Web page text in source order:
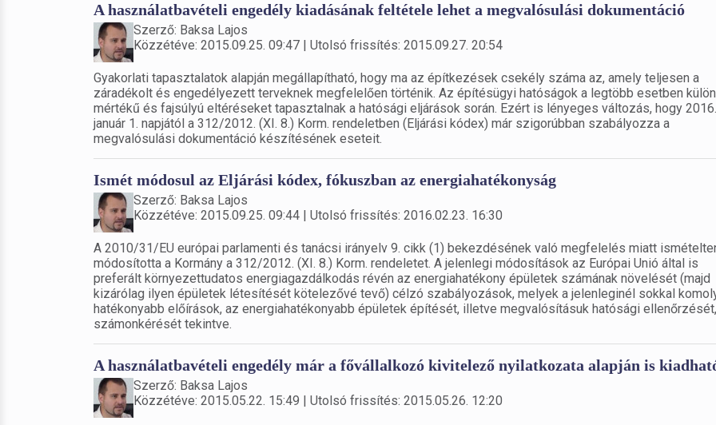
A használatbavételi engedély kiadásának feltétele lehet a megvalósulási dokumentáció
Szerző: Baksa Lajos
Közzétéve: 2015.09.25. 09:47 | Utolsó frissítés: 2015.09.27. 20:54
Gyakorlati tapasztalatok alapján megállapítható, hogy ma az építkezések csekély száma az, amely teljesen a
záradékolt és engedélyezett terveknek megfelelően történik. Az építésügyi hatóságok a legtöbb esetben
mértékű és fajsúlyú eltéréseket tapasztalnak a hatósági eljárások során. Ezért is lényeges változás, hogy 2016.
január 1. napjától a 312/2012. (XI. 8.) Korm. rendeletben (Eljárási kódex) már szigorúbban szabályozza a
megvalósulási dokumentáció készítésének eseteit.
Ismét módosul az Eljárási kódex, fókuszban az energiahatékonyság
Szerző: Baksa Lajos
Közzétéve: 2015.09.25. 09:44 | Utolsó frissítés: 2016.02.23. 16:30
A 2010/31/EU európai parlamenti és tanácsi irányelv 9. cikk (1) bekezdésének való megfelelés miatt
módosította a Kormány a 312/2012. (XI. 8.) Korm. rendeletet. A jelenlegi módosítások az Európai Unió által is
preferált környezettudatos energiagazdálkodás révén az energiahatékony épületek számának növelését (majd
kizárólag ilyen épületek létesítését kötelezővé tevő) célzó szabályozások, melyek a jelenleginél sokkal
hatékonyabb előírások, az energiahatékonyabb épületek építését, illetve megvalósításuk hatósági ellenőrzését,
számonkérését tekintve.
A használatbavételi engedély már a fővállalkozó kivitelező nyilatkozata alapján is
Szerző: Baksa Lajos
Közzétéve: 2015.05.22. 15:49 | Utolsó frissítés: 2015.05.26. 12:20